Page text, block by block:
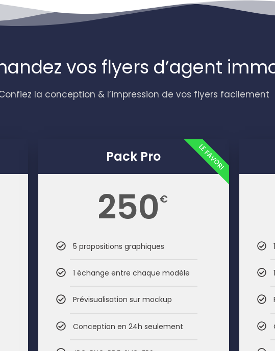
vos flyers d’agent
la conception & l’impression de vos flyers facilement
Pack Pro
250€
5 propositions graphiques
1 échange entre chaque modèle
Prévisualisation sur mockup
Conception en 24h seulement
LE FAVORI